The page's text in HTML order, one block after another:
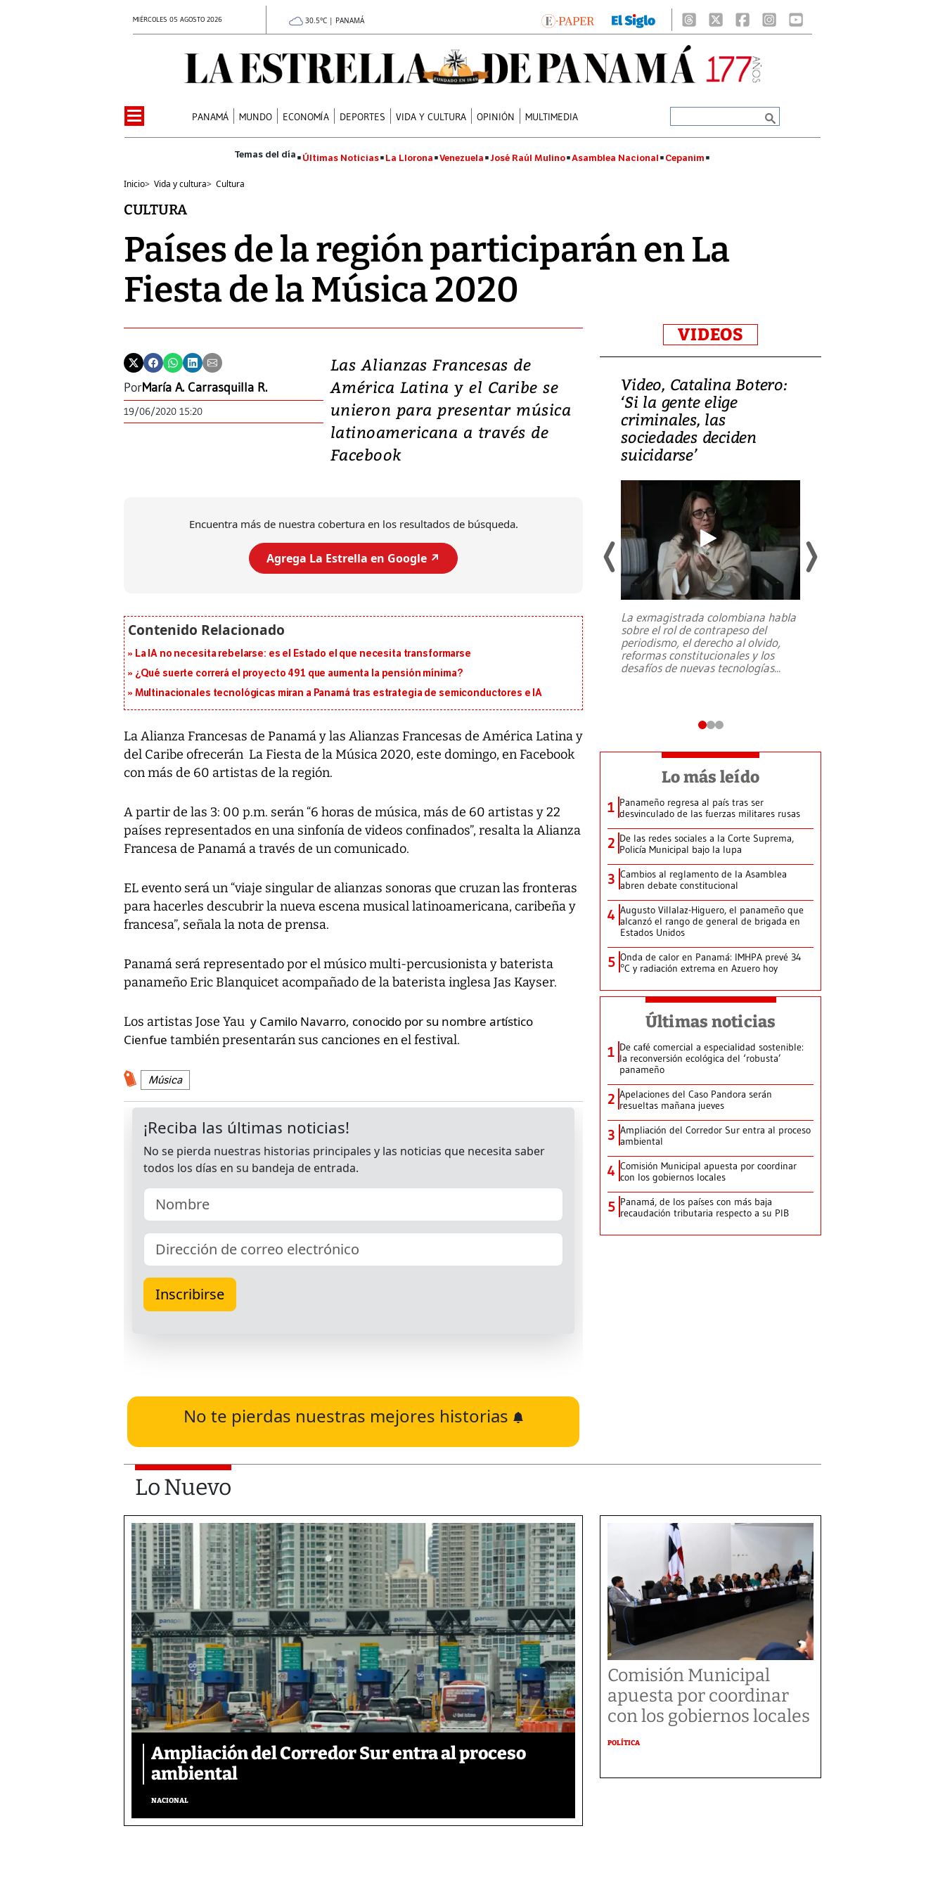
MIÉRCOLES 05 AGOSTO 2026 30.5°C | PANAMÁ
PANAMÁ MUNDO ECONOMÍA DEPORTES VIDA Y CULTURA OPINIÓN MULTIMEDIA
Últimas Noticias La Llorona Venezuela José Raúl Mulino Asamblea Nacional Cepanim
Inicio> Vida y cultura> Cultura
CULTURA
Países de la región participarán en La
Fiesta de la Música 2020
PorMaría A. Carrasquilla R.
19/06/2020 15:20
Las Alianzas Francesas de
América Latina y el Caribe se
unieron para presentar música
latinoamericana a través de
Facebook
Encuentra más de nuestra cobertura en los resultados de búsqueda.
Agrega La Estrella en Google ↗️
La IA no necesita rebelarse: es el Estado el que necesita transformarse
¿Qué suerte correrá el proyecto 491 que aumenta la pensión mínima?
Multinacionales tecnológicas miran a Panamá tras estrategia de semiconductores e IA
La Alianza Francesas de Panamá y las Alianzas Francesas de América Latina y
del Caribe ofrecerán La Fiesta de la Música 2020, este domingo, en Facebook
con más de 60 artistas de la región.
A partir de las 3: 00 p.m. serán “6 horas de música, más de 60 artistas y 22
países representados en una sinfonía de videos confinados”, resalta la Alianza
Francesa de Panamá a través de un comunicado.
EL evento será un “viaje singular de alianzas sonoras que cruzan las fronteras
para hacerles descubrir la nueva escena musical latinoamericana, caribeña y
francesa”, señala la nota de prensa.
Panamá será representado por el músico multi-percusionista y baterista
panameño Eric Blanquicet acompañado de la baterista inglesa Jas Kayser.
Los artistas Jose Yau y Camilo Navarro, conocido por su nombre artístico
Cienfuetambién presentarán sus canciones en el festival.
Música
No te pierdas nuestras mejores historias
VIDEOS
Video, Japón: Terremoto
deja heridos y graves
daños en Kumamoto
al sur de Japón, provocando una
Video, Catalina Botero:
‘Si la gente elige
criminales, las
sociedades deciden
suicidarse’
La exmagistrada colombiana habla
sobre el rol de contrapeso del
periodismo, el derecho al olvido,
reformas constitucionales y los
desafíos de nuevas tecnologías...
Lo más leído
1 Panameño regresa al país tras ser
desvinculado de las fuerzas militares rusas
2 De las redes sociales a la Corte Suprema,
Policía Municipal bajo la lupa
3 Cambios al reglamento de la Asamblea
abren debate constitucional
4 Augusto Villalaz-Higuero, el panameño que
alcanzó el rango de general de brigada en
Estados Unidos
5 Onda de calor en Panamá: IMHPA prevé 34
°C y radiación extrema en Azuero hoy
Últimas noticias
1 De café comercial a especialidad sostenible:
la reconversión ecológica del ‘robusta’
panameño
2 Apelaciones del Caso Pandora serán
resueltas mañana jueves
3 Ampliación del Corredor Sur entra al proceso
ambiental
4 Comisión Municipal apuesta por coordinar
con los gobiernos locales
5 Panamá, de los países con más baja
recaudación tributaria respecto a su PIB
Lo Nuevo
Ampliación del Corredor Sur entra al proceso
ambiental
NACIONAL
Comisión Municipal
apuesta por coordinar
con los gobiernos locales
POLÍTICA